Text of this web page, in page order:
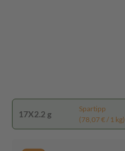
17X2.2 g
Spartipp
(78,07 € / 1 kg)